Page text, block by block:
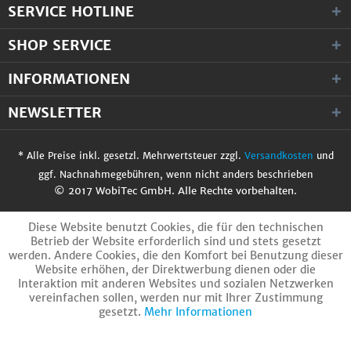
SERVICE HOTLINE
SHOP SERVICE
INFORMATIONEN
NEWSLETTER
* Alle Preise inkl. gesetzl. Mehrwertsteuer zzgl. Versandkosten und
ggf. Nachnahmegebühren, wenn nicht anders beschrieben
© 2017 WobiTec GmbH. Alle Rechte vorbehalten.
Diese Website benutzt Cookies, die für den technischen
Betrieb der Website erforderlich sind und stets gesetzt
werden. Andere Cookies, die den Komfort bei Benutzung dieser
Website erhöhen, der Direktwerbung dienen oder die
Interaktion mit anderen Websites und sozialen Netzwerken
vereinfachen sollen, werden nur mit Ihrer Zustimmung
gesetzt. Mehr Informationen